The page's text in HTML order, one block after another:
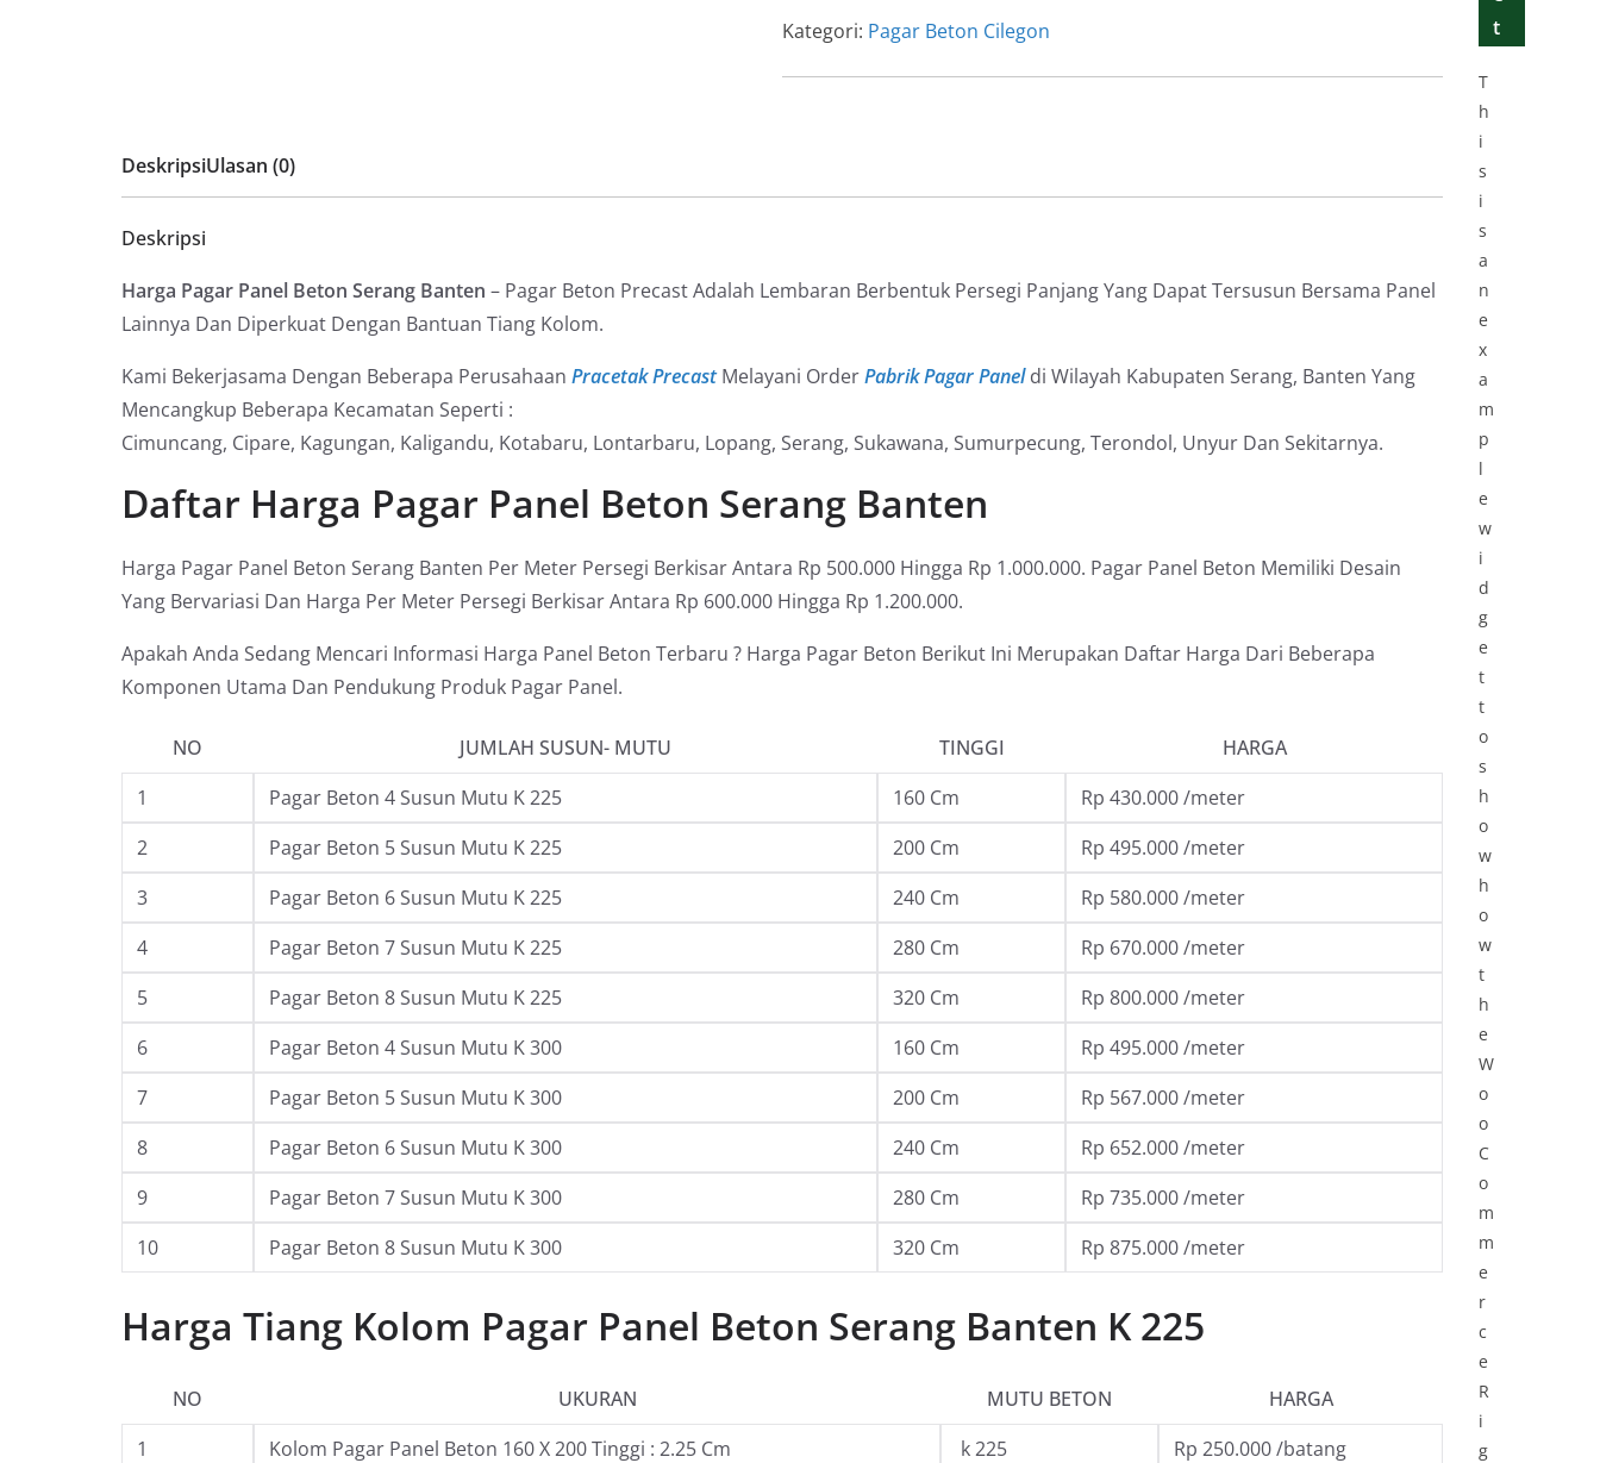
Serang
Banten
Kategori: Pagar Beton Cilegon
DeskripsiUlasan (0)
Deskripsi
Harga Pagar Panel Beton Serang Banten – Pagar Beton Precast Adalah Lembaran Berbentuk Persegi Panjang Yang Dapat Tersusun Bersama Panel
Lainnya Dan Diperkuat Dengan Bantuan Tiang Kolom.
Kami Bekerjasama Dengan Beberapa Perusahaan Pracetak PrecastMelayani OrderPabrik Pagar Paneldi Wilayah Kabupaten Serang, Banten Yang
Mencangkup Beberapa Kecamatan Seperti :
Cimuncang, Cipare, Kagungan, Kaligandu, Kotabaru, Lontarbaru, Lopang, Serang, Sukawana, Sumurpecung, Terondol, Unyur Dan Sekitarnya.
Daftar Harga Pagar Panel Beton Serang Banten
Harga Pagar Panel Beton Serang Banten Per Meter Persegi Berkisar Antara Rp 500.000 Hingga Rp 1.000.000. Pagar Panel Beton Memiliki Desain
Yang Bervariasi Dan Harga Per Meter Persegi Berkisar Antara Rp 600.000 Hingga Rp 1.200.000.
Apakah Anda Sedang Mencari Informasi Harga Panel Beton Terbaru ? Harga Pagar Beton Berikut Ini Merupakan Daftar Harga Dari Beberapa
Komponen Utama Dan Pendukung Produk Pagar Panel.
NO JUMLAH SUSUN- MUTU TINGGI
HARGA
1
Pagar Beton 4 Susun Mutu K 225 160 Cm
Rp 430.000 /meter
2
Pagar Beton 5 Susun Mutu K 225 200 Cm
Rp 495.000 /meter
3
Pagar Beton 6 Susun Mutu K 225 240 Cm
Rp 580.000 /meter
4
Pagar Beton 7 Susun Mutu K 225 280 Cm
Rp 670.000 /meter
5
Pagar Beton 8 Susun Mutu K 225 320 Cm
Rp 800.000 /meter
6
Pagar Beton 4 Susun Mutu K 300 160 Cm
Rp 495.000 /meter
7
Pagar Beton 5 Susun Mutu K 300 200 Cm
Rp 567.000 /meter
8
Pagar Beton 6 Susun Mutu K 300 240 Cm
Rp 652.000 /meter
9
Pagar Beton 7 Susun Mutu K 300 280 Cm
Rp 735.000 /meter
10
Pagar Beton 8 Susun Mutu K 300 320 Cm Rp 875.000 /meter
Harga Tiang Kolom Pagar Panel Beton Serang Banten K 225
NO UKURAN MUTU BETON
HARGA
1
Kolom Pagar Panel Beton 160 X 200 Tinggi : 2.25 Cm k 225
Rp 250.000 /batang
t
T
h
i
s
i
s
a
n
e
x
a
m
p
l
e
w
i
d
g
e
t
t
o
s
h
o
w
h
o
w
t
h
e
W
o
o
C
o
m
m
e
r
c
e
R
i
g